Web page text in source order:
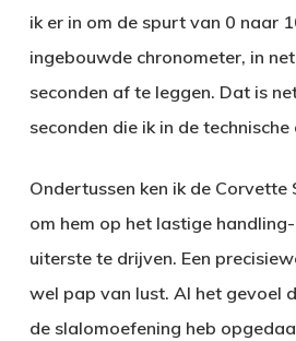
ik er in om de spurt van 0 naar
ingebouwde chronometer, in
seconden af te leggen. Dat is
seconden die ik in de
Ondertussen ken ik de
om hem op het lastige
uiterste te drijven. Een
wel pap van lust. Al het gevoel
de slalomoefening heb